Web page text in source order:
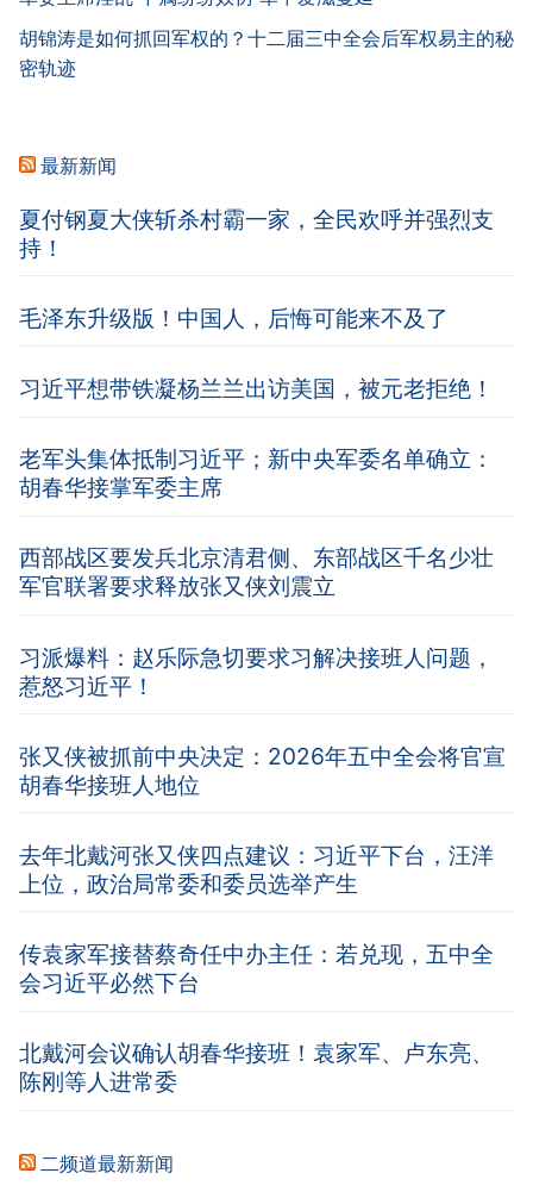
胡锦涛是如何抓回军权的？十二届三中全会后军权易主的秘
密轨迹
最新新闻
夏付钢夏大侠斩杀村霸一家，全民欢呼并强烈支
持！
毛泽东升级版！中国人，后悔可能来不及了
习近平想带铁凝杨兰兰出访美国，被元老拒绝！
老军头集体抵制习近平；新中央军委名单确立：
胡春华接掌军委主席
西部战区要发兵北京清君侧、东部战区千名少壮
军官联署要求释放张又侠刘震立
习派爆料：赵乐际急切要求习解决接班人问题，
惹怒习近平！
张又侠被抓前中央决定：2026年五中全会将官宣
胡春华接班人地位
去年北戴河张又侠四点建议：习近平下台，汪洋
上位，政治局常委和委员选举产生
传袁家军接替蔡奇任中办主任：若兑现，五中全
会习近平必然下台
北戴河会议确认胡春华接班！袁家军、卢东亮、
陈刚等人进常委
二频道最新新闻